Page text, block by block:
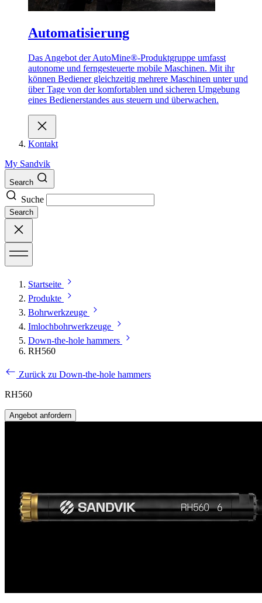
Automatisierung
Das Angebot der AutoMine®-Produktgruppe umfasst
autonome und ferngesteuerte mobile Maschinen. Mit ihr
können Bediener gleichzeitig mehrere Maschinen unter und
über Tage von der komfortablen und sicheren Umgebung
eines Bedienerstandes aus steuern und überwachen.
Kontakt
My Sandvik
Search
Suche
Search
Startseite
Produkte
Bohrwerkzeuge
Imlochbohrwerkzeuge
Down-the-hole hammers
RH560
Zurück zu Down-the-hole hammers
RH560
Angebot anfordern